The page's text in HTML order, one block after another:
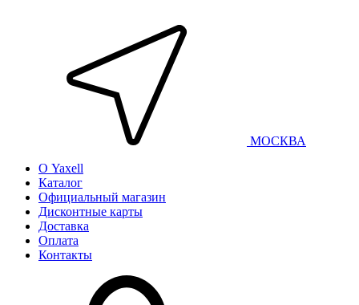
МОСКВА
О Yaxell
Каталог
Официальный магазин
Дисконтные карты
Доставка
Оплата
Контакты